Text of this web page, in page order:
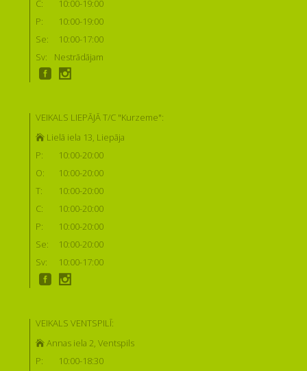
C:
10:00-19:00
P:
10:00-19:00
Se:
10:00-17:00
Sv:
Nestrādājam
VEIKALS LIEPĀJĀ T/C "Kurzeme":
Lielā iela 13, Liepāja
P:
10:00-20:00
O:
10:00-20:00
T:
10:00-20:00
C:
10:00-20:00
P:
10:00-20:00
Se:
10:00-20:00
Sv:
10:00-17:00
VEIKALS VENTSPILĪ:
Annas iela 2, Ventspils
P:
10:00-18:30